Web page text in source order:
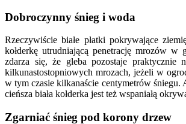
Dobroczynny śnieg i woda
Rzeczywiście białe płatki pokrywające
kołderkę utrudniającą penetrację mrozów w
zdarza się, że gleba pozostaje praktycznie
kilkunastostopniowych mrozach, jeżeli w
w tym czasie kilkanaście centymetrów śniegu.
cieńsza biała kołderka jest też wspaniałą
Zgarniać śnieg pod korony drzew